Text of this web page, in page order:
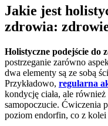
Jakie jest
zdrowia:
Holistyczne podejście do
postrzeganie zarówno
dwa elementy są ze sobą
Przykładowo, regularna
kondycję ciała, ale
samopoczucie. Ćwiczenia
poziom endorfin, co z